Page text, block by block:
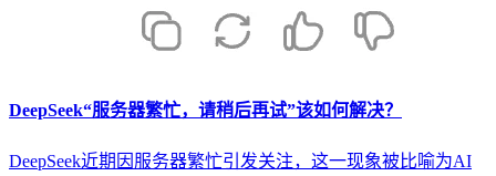
DeepSeek“服务器繁忙，请稍后再试”该如何解决？
DeepSeek近期因服务器繁忙引发关注，这一现象被比喻为AI